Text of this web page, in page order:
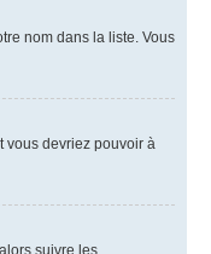
nom dans la liste. Vous
vous devriez pouvoir à
suivre les